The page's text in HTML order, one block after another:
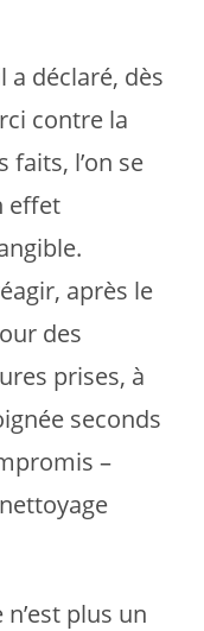
a déclaré, dès
contre la
faits, l’on se
effet
après le
des
prises, à
seconds
–
plus un